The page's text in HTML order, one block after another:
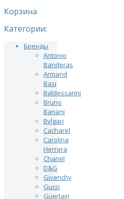
Корзина
Категории:
Бренды
Antonio
Banderas
Armand
Basi
Baldessarini
Bruno
Banani
Bvlgari
Cacharel
Carolina
Herrera
Chanel
D&G
Givenchy
Gucci
Guerlain